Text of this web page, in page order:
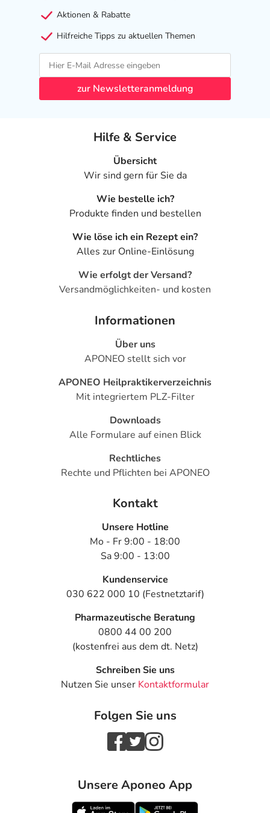
Aktionen & Rabatte
Hilfreiche Tipps zu aktuellen Themen
zur Newsletteranmeldung
Hilfe & Service
Übersicht
Wir sind gern für Sie da
Wie bestelle ich?
Produkte finden und bestellen
Wie löse ich ein Rezept ein?
Alles zur Online-Einlösung
Wie erfolgt der Versand?
Versandmöglichkeiten- und kosten
Informationen
Über uns
APONEO stellt sich vor
APONEO Heilpraktikerverzeichnis
Mit integriertem PLZ-Filter
Downloads
Alle Formulare auf einen Blick
Rechtliches
Rechte und Pflichten bei APONEO
Kontakt
Unsere Hotline
Mo - Fr 9:00 - 18:00
Sa 9:00 - 13:00
Kundenservice
030 622 000 10 (Festnetztarif)
Pharmazeutische Beratung
0800 44 00 200
(kostenfrei aus dem dt. Netz)
Schreiben Sie uns
Nutzen Sie unser Kontaktformular
Folgen Sie uns
Unsere Aponeo App